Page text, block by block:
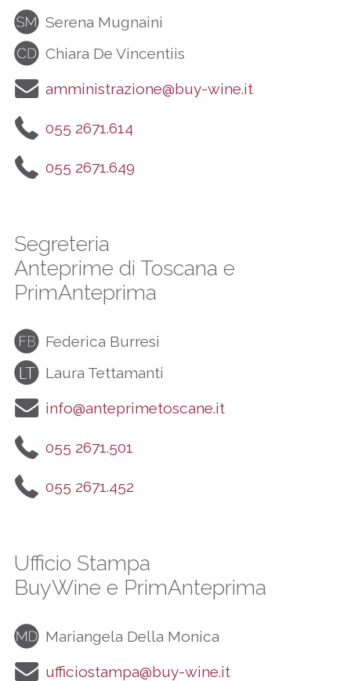
Serena Mugnaini
Chiara De Vincentiis
amministrazione@buy-wine.it
055 2671.614
055 2671.649
Segreteria
Anteprime di Toscana e
PrimAnteprima
Federica Burresi
Laura Tettamanti
info@anteprimetoscane.it
055 2671.501
055 2671.452
Ufficio Stampa
BuyWine e PrimAnteprima
Mariangela Della Monica
ufficiostampa@buy-wine.it